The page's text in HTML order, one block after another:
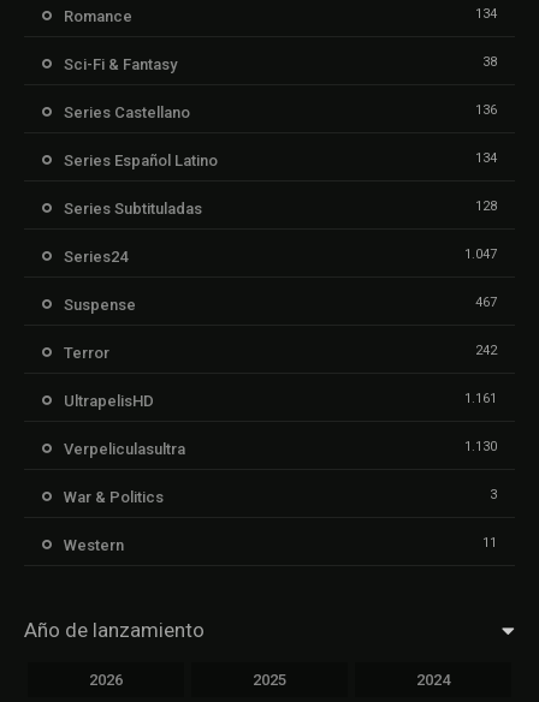
Romance 134
Sci-Fi & Fantasy 38
Series Castellano 136
Series Español Latino 134
Series Subtituladas 128
Series24 1.047
Suspense 467
Terror 242
UltrapelisHD 1.161
Verpeliculasultra 1.130
War & Politics 3
Western 11
Año de lanzamiento
2026 2025 2024